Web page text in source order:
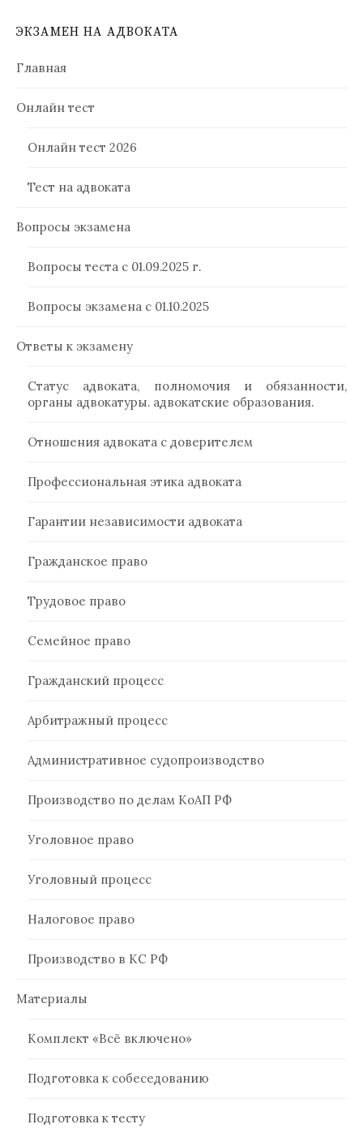
ЭКЗАМЕН НА АДВОКАТА
Главная
Онлайн тест
Онлайн тест 2026
Тест на адвоката
Вопросы экзамена
Вопросы теста с 01.09.2025 г.
Вопросы экзамена с 01.10.2025
Ответы к экзамену
Статус адвоката, полномочия и обязанности,
органы адвокатуры. адвокатские образования.
Отношения адвоката с доверителем
Профессиональная этика адвоката
Гарантии независимости адвоката
Гражданское право
Трудовое право
Семейное право
Гражданский процесс
Арбитражный процесс
Административное судопроизводство
Производство по делам КоАП РФ
Уголовное право
Уголовный процесс
Налоговое право
Производство в КС РФ
Материалы
Комплект «Всё включено»
Подготовка к собеседованию
Подготовка к тесту